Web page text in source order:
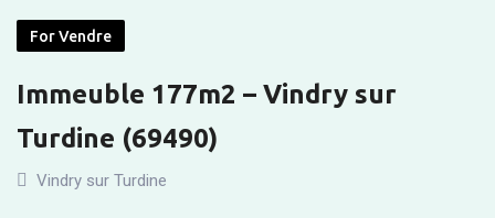
For Vendre
Immeuble 177m2 – Vindry sur
Turdine (69490)
Vindry sur Turdine